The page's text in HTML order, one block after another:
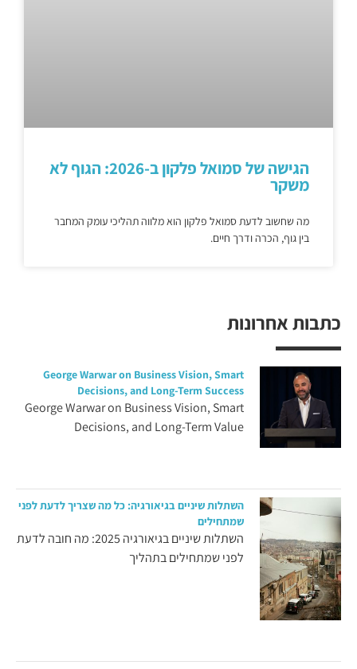
כתבות אחרונות
George Warwar on Business Vision, Smart
Decisions, and Long-Term Success
George Warwar on Business Vision, Smart
Decisions, and Long-Term Value
השתלות שיניים בגיאורגיה: כל מה שצריך לדעת לפני
שמתחילים
השתלות שיניים בגיאורגיה 2025: מה חובה לדעת
לפני שמתחילים בתהליך
הגישה של סמואל פלקון ב-2026: הגוף לא
משקר
מה שחשוב לדעת סמואל פלקון הוא מלווה תהליכי עומק המחבר
בין גוף, הכרה ודרך חיים.